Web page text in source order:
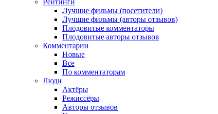
Лучшие фильмы (посетители)
Лучшие фильмы (авторы отзывов)
Плодовитые комментаторы
Плодовитые авторы отзывов
Комментарии
Новые
Все
По комментаторам
Люди
Актёры
Режиссёры
Авторы отзывов